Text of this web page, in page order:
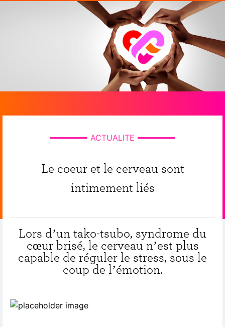
ACTUALITE
Le coeur et le cerveau sont
intimement liés
Lors d’un tako-tsubo, syndrome du
cœur brisé, le cerveau n’est plus
capable de réguler le stress, sous le
coup de l’émotion.